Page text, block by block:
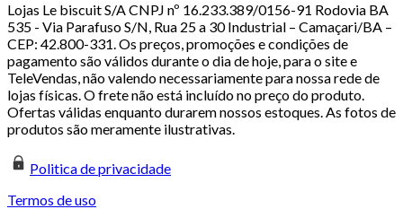
Lojas Le biscuit S/A CNPJ nº 16.233.389/0156-91 Rodovia BA
535 - Via Parafuso S/N, Rua 25 a 30 Industrial – Camaçari/BA –
CEP: 42.800-331. Os preços, promoções e condições de
pagamento são válidos durante o dia de hoje, para o site e
TeleVendas, não valendo necessariamente para nossa rede de
lojas físicas. O frete não está incluído no preço do produto.
Ofertas válidas enquanto durarem nossos estoques. As fotos de
produtos são meramente ilustrativas.
Politica de privacidade
Termos de uso